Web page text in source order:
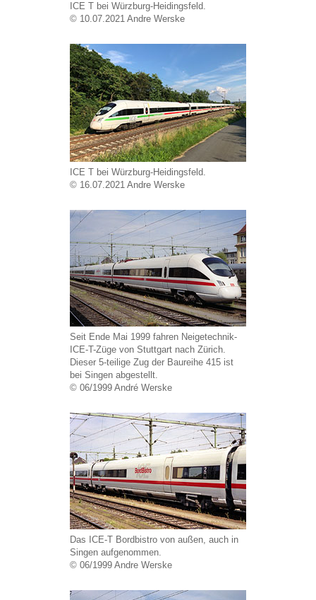
ICE T bei Würzburg-Heidingsfeld.
© 10.07.2021 Andre Werske
ICE T bei Würzburg-Heidingsfeld.
© 16.07.2021 Andre Werske
Seit Ende Mai 1999 fahren Neigetechnik-
ICE-T-Züge von Stuttgart nach Zürich.
Dieser 5-teilige Zug der Baureihe 415 ist
bei Singen abgestellt.
© 06/1999 André Werske
Das ICE-T Bordbistro von außen, auch in
Singen aufgenommen.
© 06/1999 Andre Werske